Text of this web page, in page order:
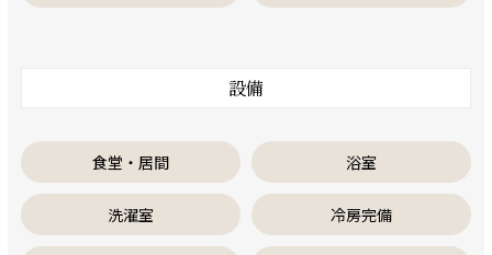
設備
食堂・居間 浴室
洗濯室 冷房完備